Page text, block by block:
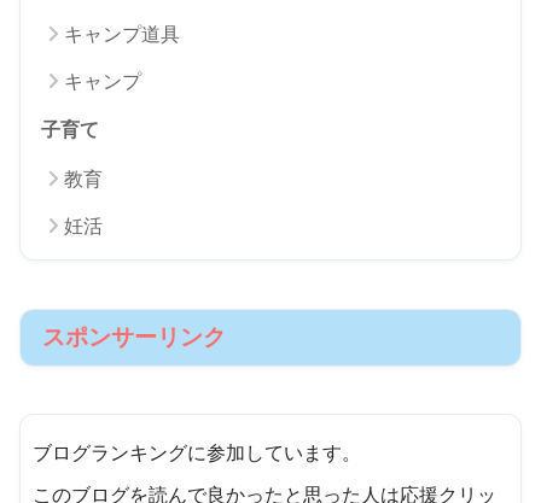
キャンプ道具
キャンプ
子育て
教育
妊活
スポンサーリンク
ブログランキングに参加しています。
このブログを読んで良かったと思った人は応援クリッ